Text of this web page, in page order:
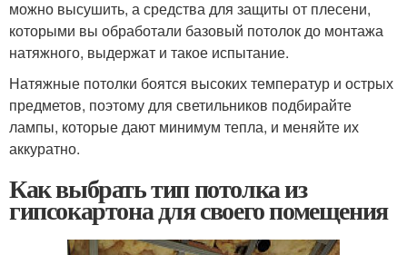
можно высушить, а средства для защиты от плесени,
которыми вы обработали базовый потолок до монтажа
натяжного, выдержат и такое испытание.
Натяжные потолки боятся высоких температур и острых
предметов, поэтому для светильников подбирайте
лампы, которые дают минимум тепла, и меняйте их
аккуратно.
Как выбрать тип потолка из
гипсокартона для своего помещения